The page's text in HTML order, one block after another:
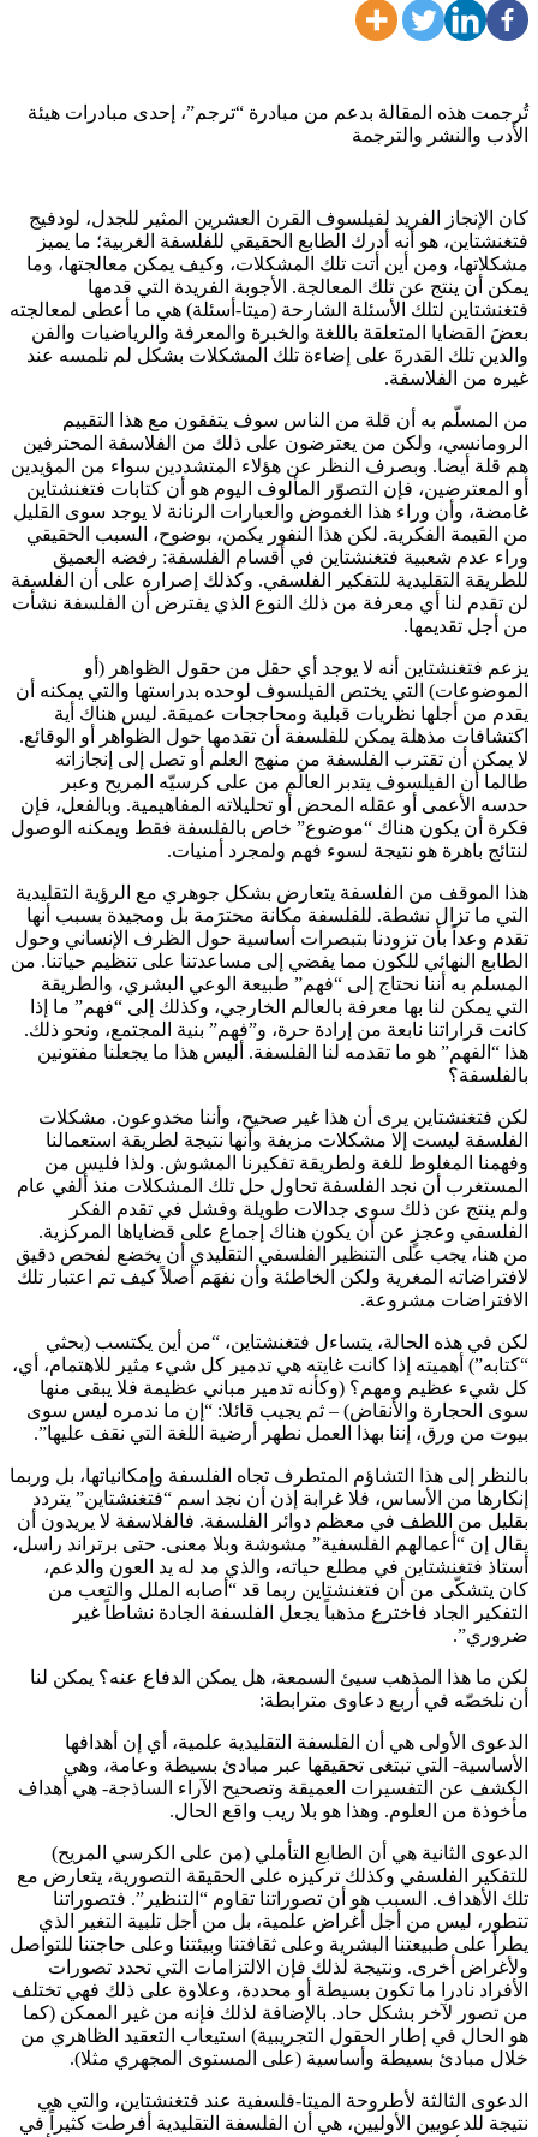
تُرجمت هذه المقالة بدعم من مبادرة “ترجم”، إحدى مبادرات هيئة
الأدب والنشر والترجمة
كان الإنجاز الفريد لفيلسوف القرن العشرين المثير للجدل، لودفيج
فتغنشتاين، هو أنه أدرك الطابع الحقيقي للفلسفة الغربية؛ ما يميز
مشكلاتها، ومن أين أتت تلك المشكلات، وكيف يمكن معالجتها، وما
يمكن أن ينتج عن تلك المعالجة. الأجوبة الفريدة التي قدمها
فتغنشتاين لتلك الأسئلة الشارحة (ميتا-أسئلة) هي ما أعطى لمعالجته
بعضَ القضايا المتعلقة باللغة والخبرة والمعرفة والرياضيات والفن
والدين تلك القدرةَ على إضاءة تلك المشكلات بشكل لم نلمسه عند
غيره من الفلاسفة.
من المسلّم به أن قلة من الناس سوف يتفقون مع هذا التقييم
الرومانسي، ولكن من يعترضون على ذلك من الفلاسفة المحترفين
هم قلة أيضا. وبصرف النظر عن هؤلاء المتشددين سواء من المؤيدين
أو المعترضين، فإن التصوّر المألوف اليوم هو أن كتابات فتغنشتاين
غامضة، وأن وراء هذا الغموض والعبارات الرنانة لا يوجد سوى القليل
من القيمة الفكرية. لكن هذا النفور يكمن، بوضوح، السبب الحقيقي
وراء عدم شعبية فتغنشتاين في أقسام الفلسفة: رفضه العميق
للطريقة التقليدية للتفكير الفلسفي. وكذلك إصراره على أن الفلسفة
لن تقدم لنا أي معرفة من ذلك النوع الذي يفترض أن الفلسفة نشأت
من أجل تقديمها.
يزعم فتغنشتاين أنه لا يوجد أي حقل من حقول الظواهر (أو
الموضوعات) التي يختص الفيلسوف لوحده بدراستها والتي يمكنه أن
يقدم من أجلها نظريات قبلية ومحاججات عميقة. ليس هناك أية
اكتشافات مذهلة يمكن للفلسفة أن تقدمها حول الظواهر أو الوقائع.
لا يمكن أن تقترب الفلسفة من منهج العلم أو تصل إلى إنجازاته
طالما أن الفيلسوف يتدبر العالَم من على كرسيّه المريح وعبر
حدسه الأعمى أو عقله المحض أو تحليلاته المفاهيمية. وبالفعل، فإن
فكرة أن يكون هناك “موضوع” خاص بالفلسفة فقط ويمكنه الوصول
لنتائج باهرة هو نتيجة لسوء فهم ولمجرد أمنيات.
هذا الموقف من الفلسفة يتعارض بشكل جوهري مع الرؤية التقليدية
التي ما تزال نشطة. للفلسفة مكانة محترَمة بل ومجيدة بسبب أنها
تقدم وعداً بأن تزودنا بتبصرات أساسية حول الظرف الإنساني وحول
الطابع النهائي للكون مما يفضي إلى مساعدتنا على تنظيم حياتنا. من
المسلم به أننا نحتاج إلى “فهم” طبيعة الوعي البشري، والطريقة
التي يمكن لنا بها معرفة بالعالم الخارجي، وكذلك إلى “فهم” ما إذا
كانت قراراتنا نابعة من إرادة حرة، و”فهم” بنية المجتمع، ونحو ذلك.
هذا “الفهم” هو ما تقدمه لنا الفلسفة. أليس هذا ما يجعلنا مفتونين
بالفلسفة؟
لكن فتغنشتاين يرى أن هذا غير صحيح، وأننا مخدوعون. مشكلات
الفلسفة ليست إلا مشكلات مزيفة وأنها نتيجة لطريقة استعمالنا
وفهمنا المغلوط للغة ولطريقة تفكيرنا المشوش. ولذا فليس من
المستغرب أن نجد الفلسفة تحاول حل تلك المشكلات منذ ألفي عام
ولم ينتج عن ذلك سوى جدالات طويلة وفشل في تقدم الفكر
الفلسفي وعجزٍ عن أن يكون هناك إجماع على قضاياها المركزية.
من هنا، يجب على التنظير الفلسفي التقليدي أن يخضع لفحص دقيق
لافتراضاته المغرية ولكن الخاطئة وأن نفهَم أصلاً كيف تم اعتبار تلك
الافتراضات مشروعة.
لكن في هذه الحالة، يتساءل فتغنشتاين، “من أين يكتسب (بحثي
“كتابه”) أهميته إذا كانت غايته هي تدمير كل شيء مثير للاهتمام، أي،
كل شيء عظيم ومهم؟ (وكأنه تدمير مباني عظيمة فلا يبقى منها
سوى الحجارة والأنقاض) – ثم يجيب قائلا: “إن ما ندمره ليس سوى
بيوت من ورق، إننا بهذا العمل نطهر أرضية اللغة التي نقف عليها”.
بالنظر إلى هذا التشاؤم المتطرف تجاه الفلسفة وإمكانياتها، بل وربما
إنكارها من الأساس، فلا غرابة إذن أن نجد اسم “فتغنشتاين” يتردد
بقليل من اللطف في معظم دوائر الفلسفة. فالفلاسفة لا يريدون أن
يقال إن “أعمالهم الفلسفية” مشوشة وبلا معنى. حتى برتراند راسل،
أستاذ فتغنشتاين في مطلع حياته، والذي مد له يد العون والدعم،
كان يتشكّى من أن فتغنشتاين ربما قد “أصابه الملل والتعب من
التفكير الجاد فاخترع مذهباً يجعل الفلسفة الجادة نشاطاً غير
ضروري”.
لكن ما هذا المذهب سيئ السمعة، هل يمكن الدفاع عنه؟ يمكن لنا
أن نلخصّه في أربع دعاوى مترابطة:
الدعوى الأولى هي أن الفلسفة التقليدية علمية، أي إن أهدافها
الأساسية- التي تبتغى تحقيقها عبر مبادئ بسيطة وعامة، وهي
الكشف عن التفسيرات العميقة وتصحيح الآراء الساذجة- هي أهداف
مأخوذة من العلوم. وهذا هو بلا ريب واقع الحال.
الدعوى الثانية هي أن الطابع التأملي (من على الكرسي المريح)
للتفكير الفلسفي وكذلك تركيزه على الحقيقة التصورية، يتعارض مع
تلك الأهداف. السبب هو أن تصوراتنا تقاوم “التنظير”. فتصوراتنا
تتطور، ليس من أجل أغراض علمية، بل من أجل تلبية التغير الذي
يطرأ على طبيعتنا البشرية وعلى ثقافتنا وبيئتنا وعلى حاجتنا للتواصل
ولأغراض أخرى. ونتيجة لذلك فإن الالتزامات التي تحدد تصورات
الأفراد نادرا ما تكون بسيطة أو محددة، وعلاوة على ذلك فهي تختلف
من تصور لآخر بشكل حاد. بالإضافة لذلك فإنه من غير الممكن (كما
هو الحال في إطار الحقول التجريبية) استيعاب التعقيد الظاهري من
خلال مبادئ بسيطة وأساسية (على المستوى المجهري مثلا).
الدعوى الثالثة لأطروحة الميتا-فلسفية عند فتغنشتاين، والتي هي
نتيجة للدعويين الأوليين، هي أن الفلسفة التقليدية أفرطت كثيراً في